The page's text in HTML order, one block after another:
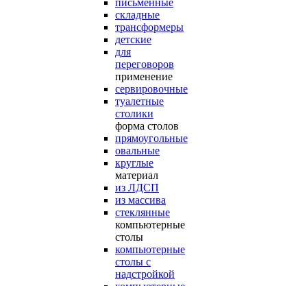
письменные
складные
трансформеры
детские
для
переговоров
применение
сервировочные
туалетные
столики
форма столов
прямоугольные
овальные
круглые
материал
из ЛДСП
из массива
стеклянные
компьютерные
столы
компьютерные
столы с
надстройкой